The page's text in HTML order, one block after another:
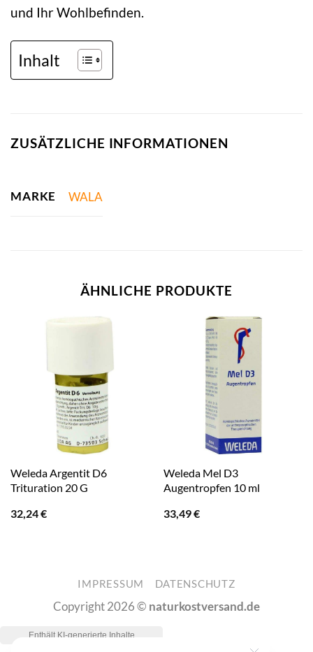
und Ihr Wohlbefinden.
Inhalt
ZUSÄTZLICHE INFORMATIONEN
MARKE WALA
ÄHNLICHE PRODUKTE
Weleda Argentit D6
Trituration 20 G
32,24€
Weleda Mel D3
Augentropfen 10 ml
33,49€
IMPRESSUM DATENSCHUTZ
Copyright 2026 © naturkostversand.de